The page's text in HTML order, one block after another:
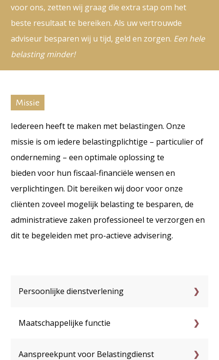
voor ons, zetten wij graag die extra stap om het
beste resultaat te bereiken. Als uw vertrouwde
adviseur besparen wij u tijd, geld en zorgen. Een hele
belasting minder!
Missie
Iedereen heeft te maken met belastingen. Onze
missie is om iedere belastingplichtige – particulier of
onderneming – een optimale oplossing te
bieden voor hun fiscaal-financiële wensen en
verplichtingen. Dit bereiken wij door voor onze
cliënten zoveel mogelijk belasting te besparen, de
administratieve zaken professioneel te verzorgen en
dit te begeleiden met pro-actieve advisering.
Persoonlijke dienstverlening
Maatschappelijke functie
Aanspreekpunt voor Belastingdienst